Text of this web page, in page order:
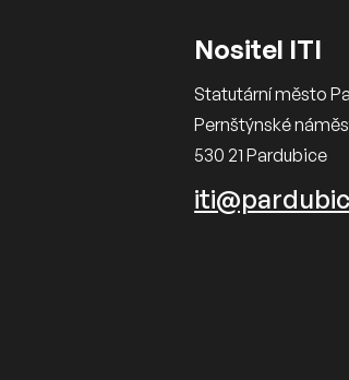
Nositel ITI
Statutární město
Pernštýnské
530 21 Pardubice